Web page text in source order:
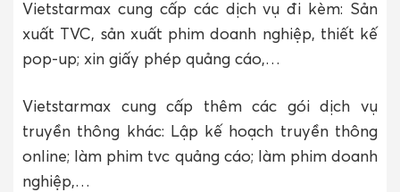
Vietstarmax cung cấp các dịch vụ đi kèm: Sản
xuất TVC, sản xuất phim doanh nghiệp, thiết kế
pop-up; xin giấy phép quảng cáo,…
Vietstarmax cung cấp thêm các gói dịch vụ
truyền thông khác: Lập kế hoạch truyền thông
online; làm phim tvc quảng cáo; làm phim doanh
nghiệp,…